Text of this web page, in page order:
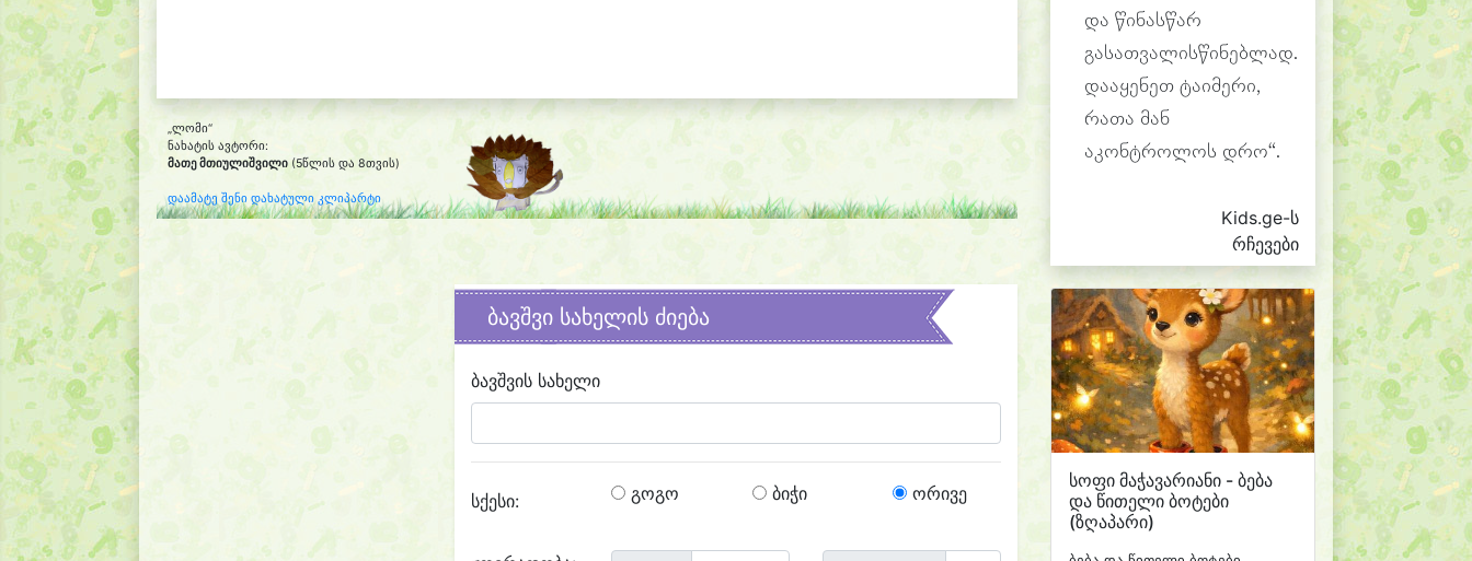
„ლომი“
ნახატის ავტორი:
მათე მთიულიშვილი(5წლის და 8თვის)
დაამატე შენი დახატული კლიპარტი
ბავშვი სახელის ძიება
ბავშვის სახელი
სქესი: გოგო ბიჭი ორივე
და წინასწარ
გასათვალისწინებლად.
დააყენეთ ტაიმერი,
რათა მან
აკონტროლოს დრო“.
Kids.ge-ს
რჩევები
სოფი მაჭავარიანი - ბება
და წითელი ბოტები
(ზღაპარი)